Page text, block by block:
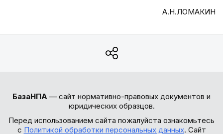
А.Н.ЛОМАКИН
БазаНПА — сайт нормативно-правовых документов и
юридических образцов.
Перед использованием сайта пожалуйста ознакомьтесь
с Политикой обработки персональных данных. Сайт